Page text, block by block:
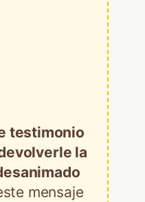
testimonio
la
mensaje